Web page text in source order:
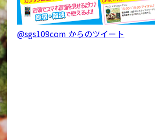
@sgs109com からのツイート